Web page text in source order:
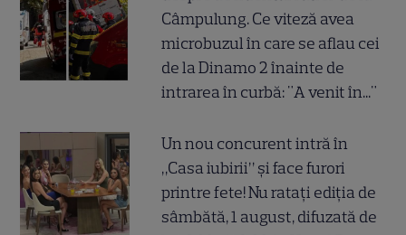
Câmpulung. Ce viteză avea
microbuzul în care se aflau cei
de la Dinamo 2 înainte de
intrarea în curbă: "A venit în..."
Un nou concurent intră în
„Casa iubirii” și face furori
printre fete! Nu ratați ediția de
sâmbătă, 1 august, difuzată de